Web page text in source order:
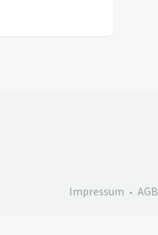
Impressum AGB